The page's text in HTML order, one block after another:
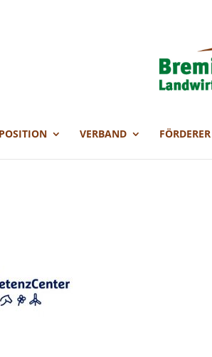
POSITION VERBAND FÖRDERER